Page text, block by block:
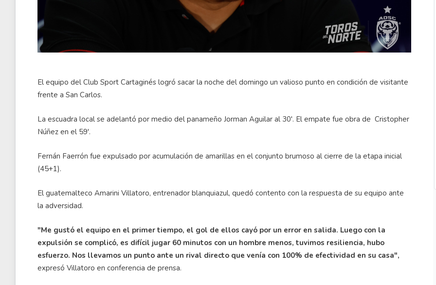
El equipo del Club Sport Cartaginés logró sacar la noche del domingo un valioso punto en condición de visitante
frente a San Carlos.
La escuadra local se adelantó por medio del panameño Jorman Aguilar al 30'. El empate fue obra de Cristopher
Núñez en el 59'.
Fernán Faerrón fue expulsado por acumulación de amarillas en el conjunto brumoso al cierre de la etapa inicial
(45+1).
El guatemalteco Amarini Villatoro, entrenador blanquiazul, quedó contento con la respuesta de su equipo ante
la adversidad.
"Me gustó el equipo en el primer tiempo, el gol de ellos cayó por un error en salida. Luego con la
expulsión se complicó, es difícil jugar 60 minutos con un hombre menos, tuvimos resiliencia, hubo
esfuerzo. Nos llevamos un punto ante un rival directo que venía con 100% de efectividad en su casa",
expresó Villatoro en conferencia de prensa.